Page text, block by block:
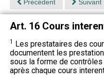
Précédent Suivant
Art. 16 Cours
1 Les prestataires des
documentent les
sous la forme de
après chaque cours